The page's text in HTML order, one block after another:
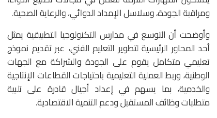
ومراقبة الجودة، وسلاسل الإمداد الدوائي، والرعاية الصحية.
وأوضحت أن التوسع في مدارس التكنولوجيا التطبيقية يمثل
أحد المحاور الرئيسية لتطوير التعليم الفني، عبر تقديم نموذج
تعليمي متكامل يقوم على الجودة والشراكة مع الجهات
الوطنية، وربط العملية التعليمية باحتياجات القطاعات الإنتاجية
والخدمية، بما يسهم في إعداد أجيال قادرة على تلبية
متطلبات وظائف المستقبل ودعم التنمية الاقتصادية.